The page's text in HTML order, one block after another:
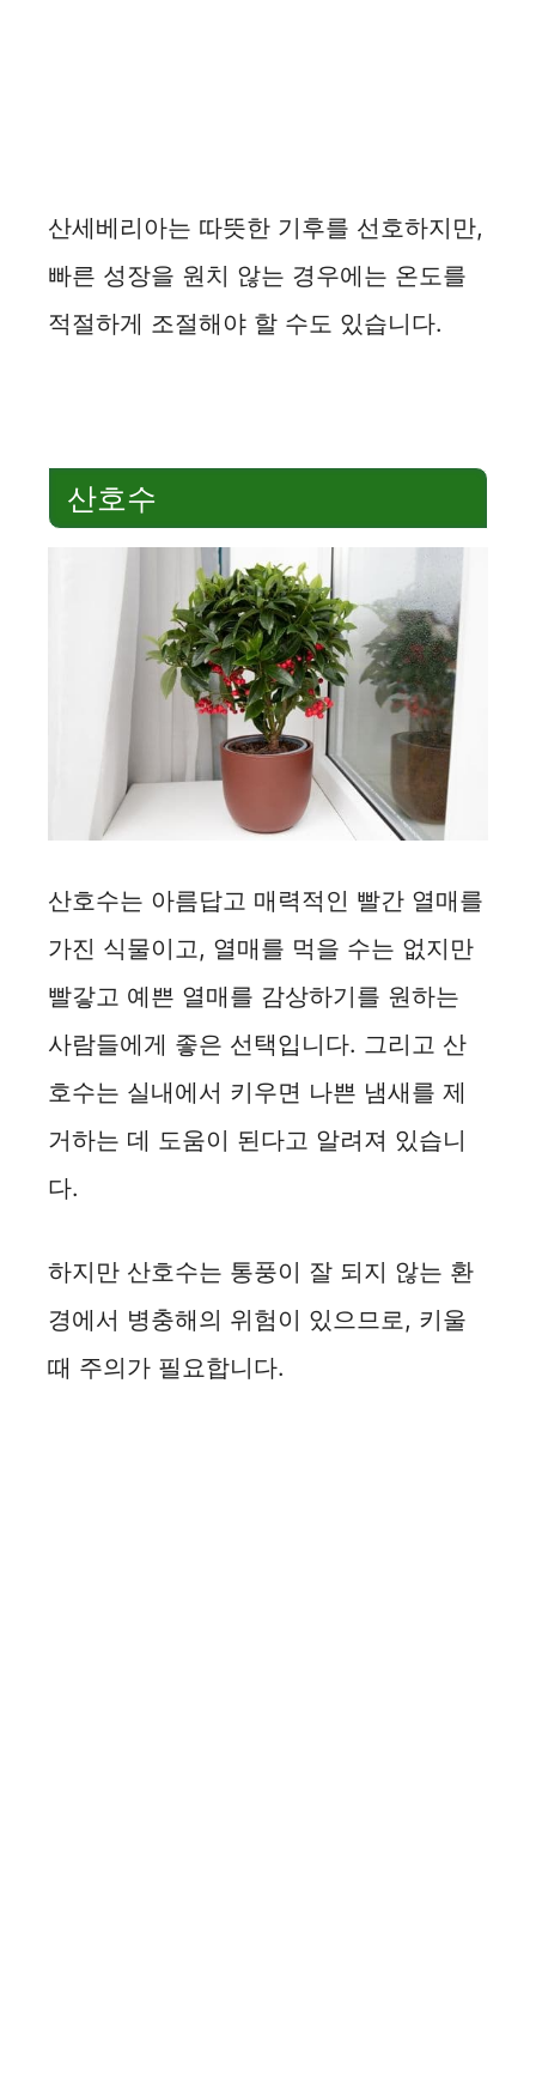
산세베리아는 따뜻한 기후를 선호하지만,
빠른 성장을 원치 않는 경우에는 온도를
적절하게 조절해야 할 수도 있습니다.
산호수
산호수는 아름답고 매력적인 빨간 열매를
가진 식물이고, 열매를 먹을 수는 없지만
빨갛고 예쁜 열매를 감상하기를 원하는
사람들에게 좋은 선택입니다. 그리고 산
호수는 실내에서 키우면 나쁜 냄새를 제
거하는 데 도움이 된다고 알려져 있습니
다.
하지만 산호수는 통풍이 잘 되지 않는 환
경에서 병충해의 위험이 있으므로, 키울
때 주의가 필요합니다.